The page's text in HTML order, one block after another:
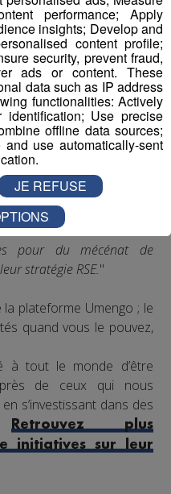
de la
sur une plateforme qui
pour que les volontaires
temps libre, via une
Ils ont ensuite une
pour du mécénat de
stratégie RSE."
plateforme Umengo ; le
quand vous le pouvez,
à tout le monde d’être
de ceux qui nous
s’investissant dans des
Retrouvez plus
initiatives sur leur
performance; Apply
insights; Develop and
content profile;
security, prevent fraud,
ads or content. These
data such as IP address
functionalities: Actively
Use precise
offline data sources;
use automatically-sent
JE REFUSE